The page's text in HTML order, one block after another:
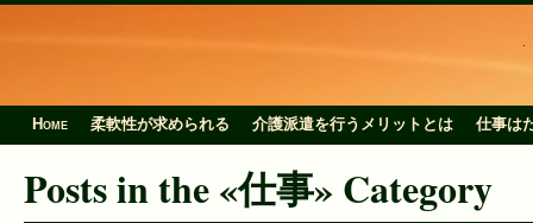
Home 柔軟性が求められる 介護派遣を行うメリットとは 仕事は
Posts in the «仕事» Category